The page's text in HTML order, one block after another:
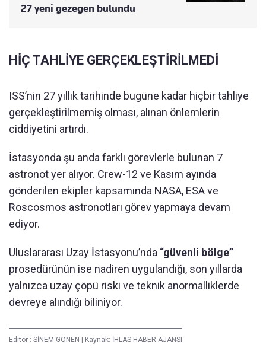
27 yeni gezegen bulundu
HİÇ TAHLİYE GERÇEKLEŞTİRİLMEDİ
ISS’nin 27 yıllık tarihinde bugüne kadar hiçbir tahliye
gerçekleştirilmemiş olması, alınan önlemlerin
ciddiyetini artırdı.
İstasyonda şu anda farklı görevlerle bulunan 7
astronot yer alıyor. Crew-12 ve Kasım ayında
gönderilen ekipler kapsamında NASA, ESA ve
Roscosmos astronotları görev yapmaya devam
ediyor.
Uluslararası Uzay İstasyonu’nda “güvenli bölge”
prosedürünün ise nadiren uygulandığı, son yıllarda
yalnızca uzay çöpü riski ve teknik anormalliklerde
devreye alındığı biliniyor.
Editör : SİNEM GÖNEN | Kaynak: İHLAS HABER AJANSI